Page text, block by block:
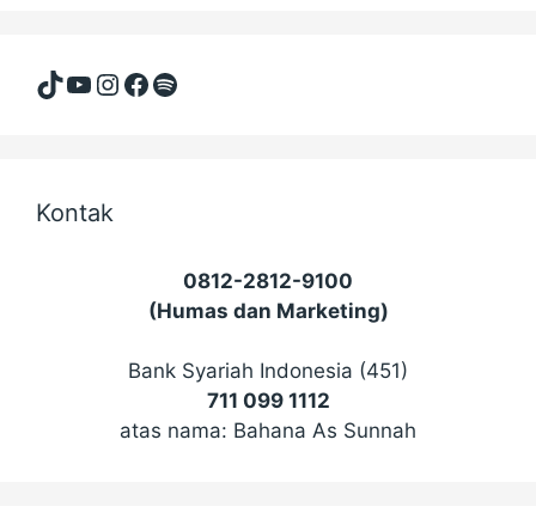
Kontak
0812-2812-9100
(Humas dan Marketing)
Bank Syariah Indonesia (451)
711 099 1112
atas nama: Bahana As Sunnah